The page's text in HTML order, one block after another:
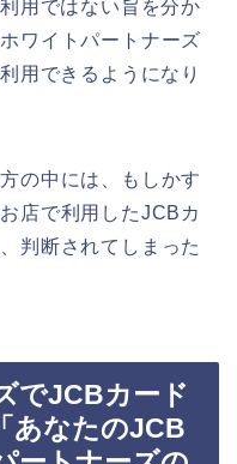
用ではない旨を分か
ワイトパートナーズ
用できるようになり
の中には、もしかす
店で利用したJCBカ
判断されてしまった
でJCBカード
あなたのJCB